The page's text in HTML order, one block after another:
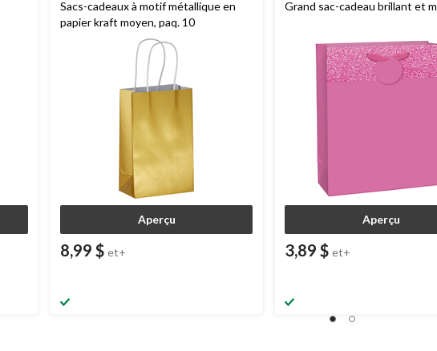
Sacs-cadeaux à motif métallique en
papier kraft moyen, paq. 10
Aperçu
8,99 $ et+
Grand sac-cadeau brillant et
Aperçu
3,89 $ et+